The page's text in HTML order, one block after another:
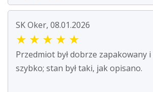
SK Oker, 08.01.2026
★ ★ ★ ★ ★
Przedmiot był dobrze zapakowany
szybko; stan był taki, jak opisano.